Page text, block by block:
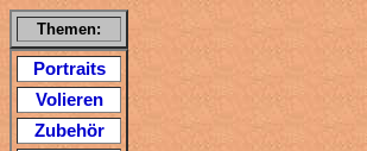
Themen:
Portraits
Volieren
Zubehör